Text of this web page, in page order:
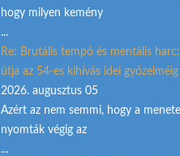
hogy milyen kemény
...
Re: Brutális tempó és mentális
útja az 54-es kihívás idei
2026. augusztus 05
Azért az nem semmi, hogy a
nyomták végig az
...